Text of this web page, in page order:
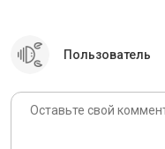
Пользователь